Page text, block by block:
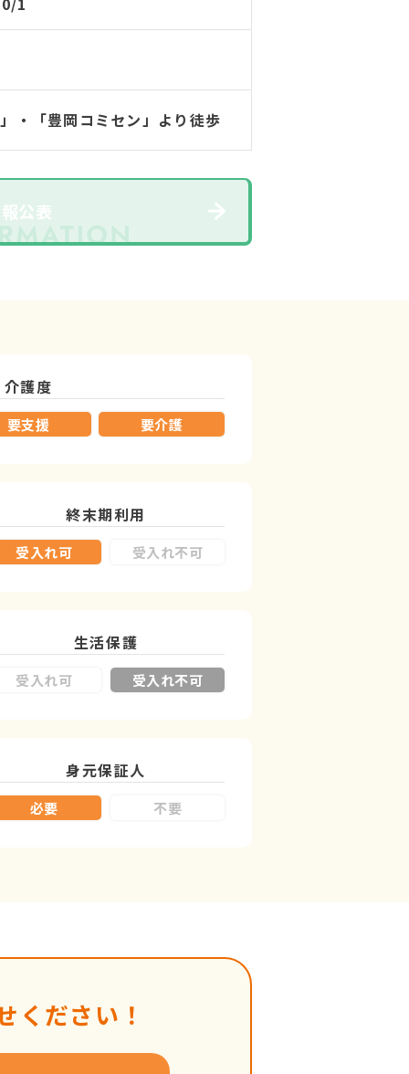
・「豊岡コミセン」より徒歩
公表
介護度
要支援 要介護
終末期利用
受入れ可 受入れ不可
生活保護
受入れ可 受入れ不可
身元保証人
必要 不要
ください！